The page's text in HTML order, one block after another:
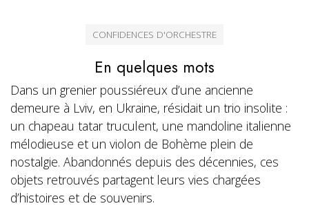
CONFIDENCES D'ORCHESTRE
En quelques mots
Dans un grenier poussiéreux d’une ancienne
demeure à Lviv, en Ukraine, résidait un trio insolite :
un chapeau tatar truculent, une mandoline italienne
mélodieuse et un violon de Bohème plein de
nostalgie. Abandonnés depuis des décennies, ces
objets retrouvés partagent leurs vies chargées
d’histoires et de souvenirs.